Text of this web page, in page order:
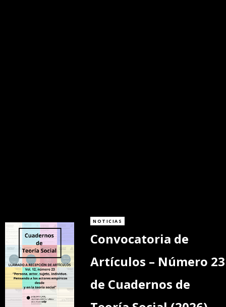
NOTICIAS
Convocatoria de
Artículos – Número 23
de Cuadernos de